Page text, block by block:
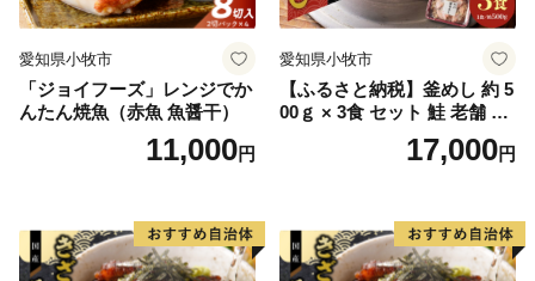
愛知県小牧市
「ジョイフーズ」レンジでか
んたん焼魚（赤魚 魚醤干）
11,000円
愛知県小牧市
【ふるさと納税】釜めし 約 5
00ｇ × 3食 セット 鮭 老舗 急
速冷凍 レンチン 時短 簡単調
理 食品 加工品 海鮮 手作り
り寄せグルメ 愛知県 小牧市
送料無料
17,000円